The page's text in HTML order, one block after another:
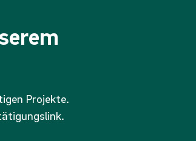
Projekte.